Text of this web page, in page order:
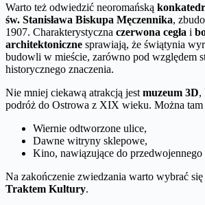
Warto też odwiedzić neoromańską
św. Stanisława Biskupa Męczennika,
1907. Charakterystyczna czerwona cegła i
architektoniczne sprawiają, że świątynia
budowli w mieście, zarówno pod względem
historycznego znaczenia.
Nie mniej ciekawą atrakcją jest muzeum 3D,
podróż do Ostrowa z XIX wieku. Można tam
Wiernie odtworzone ulice,
Dawne witryny sklepowe,
Kino, nawiązujące do przedwojennego
Na zakończenie zwiedzania warto wybrać się
Traktem Kultury.